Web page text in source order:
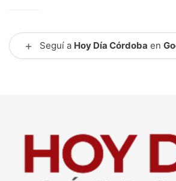
+ Seguí a Hoy Día Córdoba en